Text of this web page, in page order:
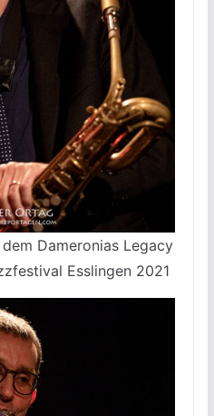
Dameronias Legacy
Esslingen 2021